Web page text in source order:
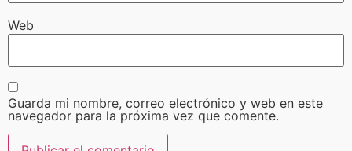
Web
Guarda mi nombre, correo electrónico y web en este
navegador para la próxima vez que comente.